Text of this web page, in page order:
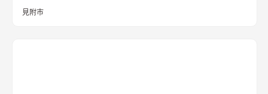
イメージして和室をつくっていただきました。 趣味スペースと
見附市